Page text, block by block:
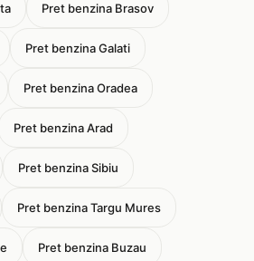
Pret benzina Brasov
Pret benzina Galati
Pret benzina Oradea
Pret benzina Arad
Pret benzina Sibiu
Pret benzina Targu Mures
Pret benzina Buzau